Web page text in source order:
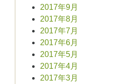
2017年9月
2017年8月
2017年7月
2017年6月
2017年5月
2017年4月
2017年3月